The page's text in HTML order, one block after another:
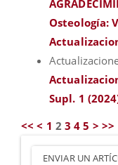
Osteología:
Supl. 1
<< < 1 2 3 4 5 > >>
Enviar
ENVIAR UN